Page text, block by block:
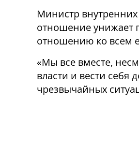
Министр
отношение унижает
отношению ко всем
«Мы все вместе,
власти и вести себя
чрезвычайных